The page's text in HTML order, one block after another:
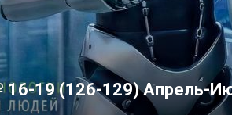
16-19 (126-129) Апрель-